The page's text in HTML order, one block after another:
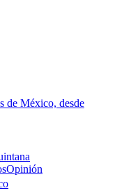
de México, desde
Opinión